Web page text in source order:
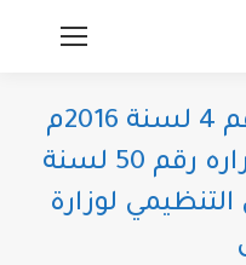
قرار مجلس الوزراء رقم 4 لسنة 2016م
بتقريرحكم في شأن قراره رقم 50 لسنة
التنظيمي لوزارة